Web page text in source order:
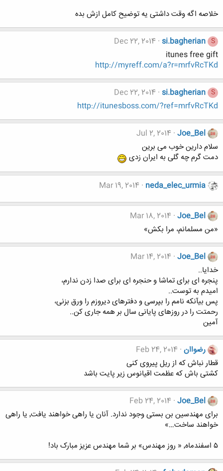
خلاصه اگه وقت داشتی یه توضیح کامل ازش بده
S
si.bagherian
Dec 22, 2014
itunes free gift
http://myreff.com/a?r=mrfvRcTKd
S
si.bagherian
Dec 22, 2014
http://itunesboss.com/?ref=mrfvRcTKd
Joe_Bel
Jul 2, 2014
سلام دارین خوب می برین
دمت گرم چه گلی به ایران زدی
neda_elec_urmia
Mar 19, 2014
Joe_Bel
Mar 18, 2014
«من مسلمانم، مرا بکش»
Joe_Bel
Mar 14, 2014
خدایا..
پنجره ای برای تماشا و حنجره ای برای صدا زدن ندارم،
امیدم به توست..
پس بیآنکه نامم را بپرسی و دفترهای دیروزم را ورق بزنی،
رحمتت را در روزهای پایانی سال بر همه جاری کن..
آمین
رضواان Feb 24, 2014
قطار نباش که از ریل پیروی کنی
کشتی باش که عظمت اقیانوس زیر پایت باشد
Joe_Bel
Feb 24, 2014
برای مهندسین بن بستی وجود ندارد. آنان یا راهی خواهند یافت٬ یا راهی
خواهند ساخت…»
۵ اسفندماه٬ « روز مهندس» بر شما مهندس عزیز مبارک باد!